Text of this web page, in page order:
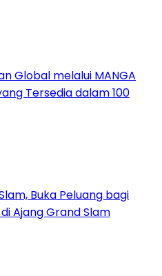
Global melalui MANGA
Tersedia dalam 100
Buka Peluang bagi
Ajang Grand Slam